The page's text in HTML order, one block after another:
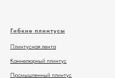
Гибкие плинтусы
Плинтусная лента
Каннелюрный плинтус
Промышленный плинтус